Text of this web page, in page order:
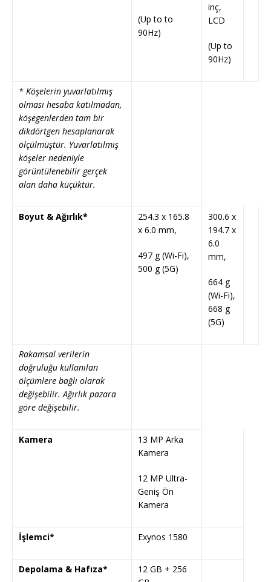
(Up to to
90Hz)
inç,
LCD
(Up to
90Hz)
* Köşelerin yuvarlatılmış
olması hesaba katılmadan,
köşegenlerden tam bir
dikdörtgen hesaplanarak
ölçülmüştür. Yuvarlatılmış
köşeler nedeniyle
görüntülenebilir gerçek
alan daha küçüktür.
Boyut & Ağırlık*
254.3 x 165.8
x 6.0 mm,
497 g (Wi-Fi),
500 g (5G)
300.6 x
194.7 x
6.0
mm,
664 g
(Wi-Fi),
668 g
(5G)
Rakamsal verilerin
doğruluğu kullanılan
ölçümlere bağlı olarak
değişebilir. Ağırlık pazara
göre değişebilir.
Kamera
13 MP Arka
Kamera
12 MP Ultra-
Geniş Ön
Kamera
İşlemci* Exynos 1580
Depolama & Hafıza*
12 GB + 256